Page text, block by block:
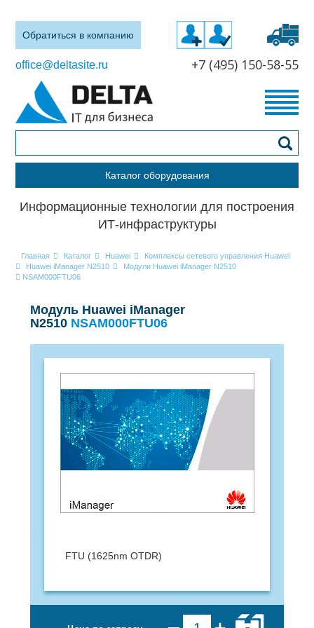
Обратиться в компанию
office@deltasite.ru +7 (495) 150-58-55
Каталог оборудования
Информационные технологии для построения
ИТ-инфраструктуры
Главная Каталог Huawei
Комплексы сетевого управления Huawei
Huawei iManager N2510
Модули Huawei iManager N2510
NSAM000FTU06
Модуль Huawei iManager
N2510 NSAM000FTU06
FTU (1625nm OTDR)